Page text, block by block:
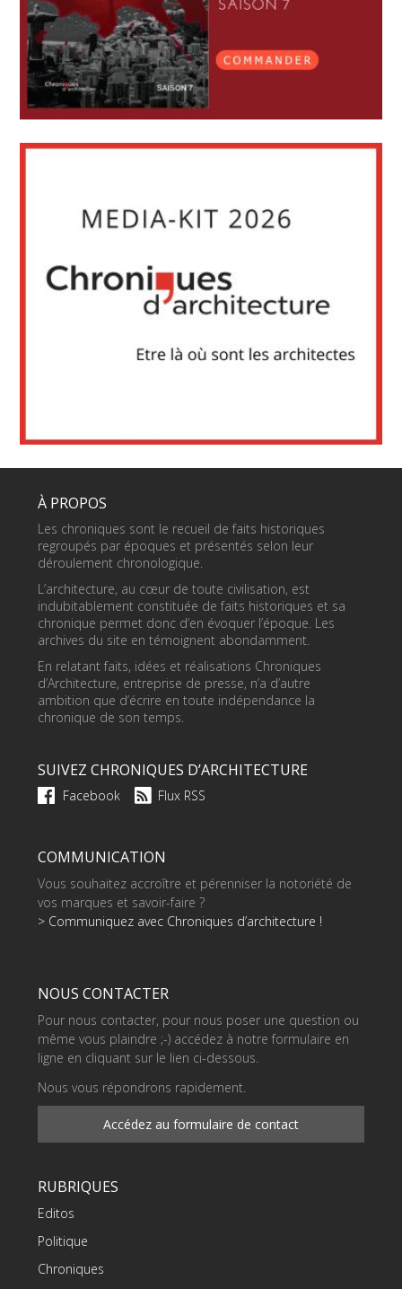
À PROPOS
Les chroniques sont le recueil de faits historiques
regroupés par époques et présentés selon leur
déroulement chronologique.
L’architecture, au cœur de toute civilisation, est
indubitablement constituée de faits historiques et sa
chronique permet donc d’en évoquer l’époque. Les
archives du site en témoignent abondamment.
En relatant faits, idées et réalisations Chroniques
d’Architecture, entreprise de presse, n’a d’autre
ambition que d’écrire en toute indépendance la
chronique de son temps.
SUIVEZ CHRONIQUES D’ARCHITECTURE
Facebook Flux RSS
COMMUNICATION
Vous souhaitez accroître et pérenniser la notoriété de
vos marques et savoir-faire ?
> Communiquez avec Chroniques d’architecture !
NOUS CONTACTER
Pour nous contacter, pour nous poser une question ou
même vous plaindre ;-) accédez à notre formulaire en
ligne en cliquant sur le lien ci-dessous.
Nous vous répondrons rapidement.
Accédez au formulaire de contact
RUBRIQUES
Editos
Politique
Chroniques